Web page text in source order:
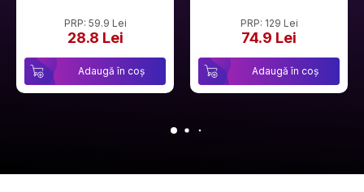
PRP: 59.9 Lei
28.8 Lei
Adaugă în coș
PRP: 129 Lei
74.9 Lei
Adaugă în coș